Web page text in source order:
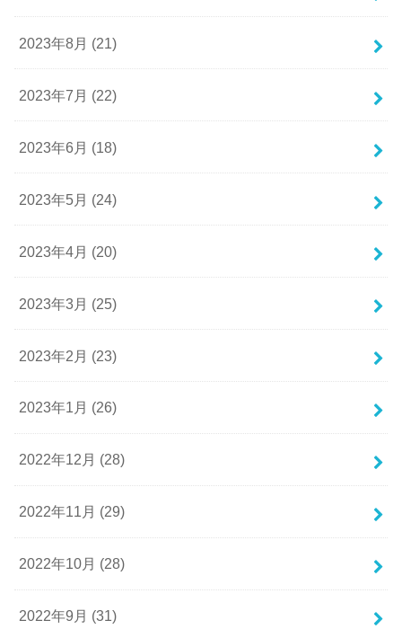
2023年8月 (21)
2023年7月 (22)
2023年6月 (18)
2023年5月 (24)
2023年4月 (20)
2023年3月 (25)
2023年2月 (23)
2023年1月 (26)
2022年12月 (28)
2022年11月 (29)
2022年10月 (28)
2022年9月 (31)